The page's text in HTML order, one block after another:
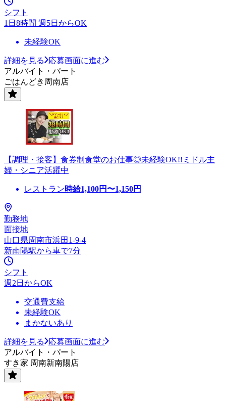
シフト
1日8時間 週5日からOK
未経験OK
詳細を見る
応募画面に進む
アルバイト・パート
ごはんどき周南店
【調理・接客】食券制食堂のお仕事◎未経験OK!!ミドル主
婦・シニア活躍中
レストラン時給1,100円〜1,150円
勤務地
面接地
山口県周南市浜田1-9-4
新南陽駅から車で7分
シフト
週2日からOK
交通費支給
未経験OK
まかないあり
詳細を見る
応募画面に進む
アルバイト・パート
すき家 周南新南陽店